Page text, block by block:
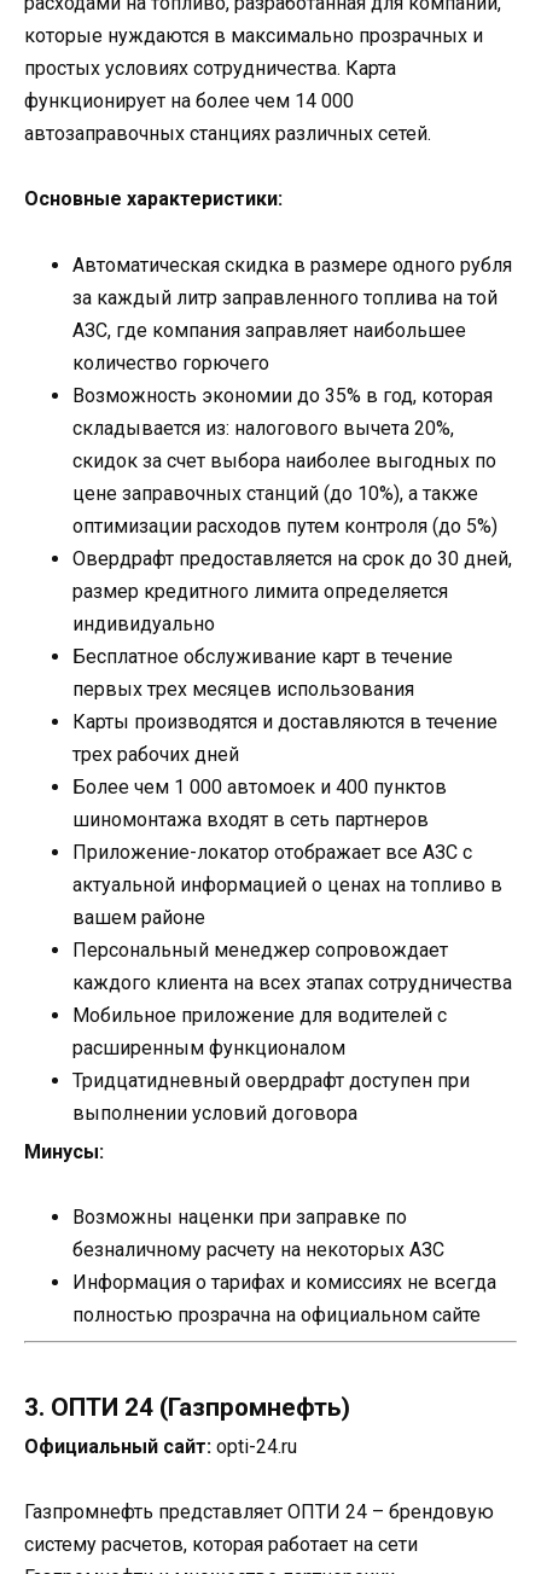
которые нуждаются в максимально прозрачных и
простых условиях сотрудничества. Карта
функционирует на более чем 14 000
автозаправочных станциях различных сетей.
Основные характеристики:
Автоматическая скидка в размере одного рубля
за каждый литр заправленного топлива на той
АЗС, где компания заправляет наибольшее
количество горючего
Возможность экономии до 35% в год, которая
складывается из: налогового вычета 20%,
скидок за счет выбора наиболее выгодных по
цене заправочных станций (до 10%), а также
оптимизации расходов путем контроля (до 5%)
Овердрафт предоставляется на срок до 30 дней,
размер кредитного лимита определяется
индивидуально
Бесплатное обслуживание карт в течение
первых трех месяцев использования
Карты производятся и доставляются в течение
трех рабочих дней
Более чем 1 000 автомоек и 400 пунктов
шиномонтажа входят в сеть партнеров
Приложение-локатор отображает все АЗС с
актуальной информацией о ценах на топливо в
вашем районе
Персональный менеджер сопровождает
каждого клиента на всех этапах сотрудничества
Мобильное приложение для водителей с
расширенным функционалом
Тридцатидневный овердрафт доступен при
выполнении условий договора
Минусы:
Возможны наценки при заправке по
безналичному расчету на некоторых АЗС
Информация о тарифах и комиссиях не всегда
полностью прозрачна на официальном сайте
3. ОПТИ 24 (Газпромнефть)
Официальный сайт: opti-24.ru
Газпромнефть представляет ОПТИ 24 – брендовую
систему расчетов, которая работает на сети